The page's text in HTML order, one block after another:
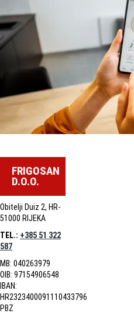
FRIGOSAN
D.O.O.
Obitelji Duiz 2, HR-
51000 RIJEKA
TEL.: +385 51 322
587
MB: 040263979
OIB: 97154906548
IBAN:
HR2323400091110433796
PBZ